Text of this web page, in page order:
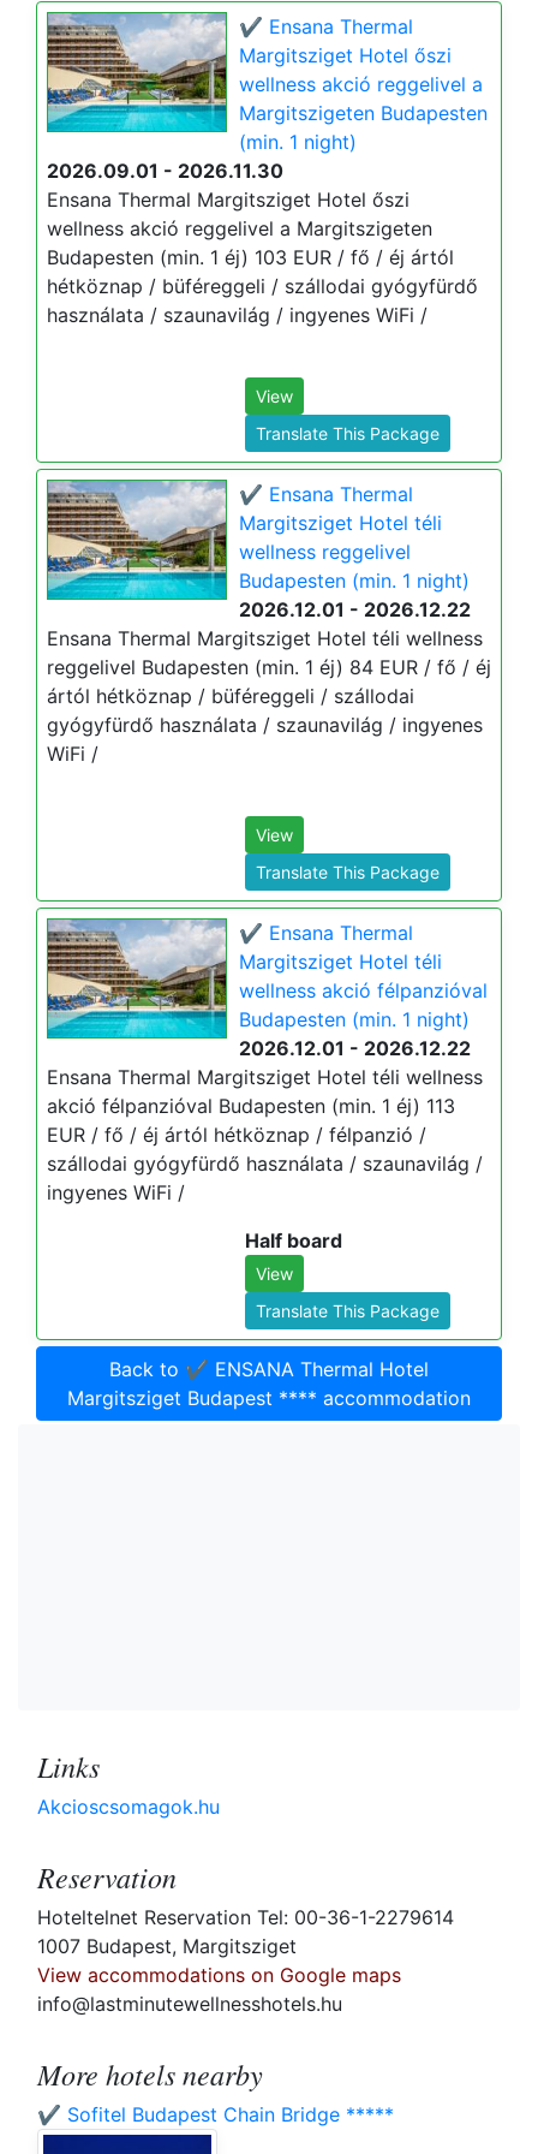
✔️ Ensana Thermal
Margitsziget Hotel őszi
wellness akció reggelivel a
Margitszigeten Budapesten
(min. 1 night)
2026.09.01 - 2026.11.30
Ensana Thermal Margitsziget Hotel őszi
wellness akció reggelivel a Margitszigeten
Budapesten (min. 1 éj) 103 EUR / fő / éj ártól
hétköznap / büféreggeli / szállodai gyógyfürdő
használata / szaunavilág / ingyenes WiFi /
View
Translate This Package
✔️ Ensana Thermal
Margitsziget Hotel téli
wellness reggelivel
Budapesten (min. 1 night)
2026.12.01 - 2026.12.22
Ensana Thermal Margitsziget Hotel téli wellness
reggelivel Budapesten (min. 1 éj) 84 EUR / fő / éj
ártól hétköznap / büféreggeli / szállodai
gyógyfürdő használata / szaunavilág / ingyenes
WiFi /
View
Translate This Package
✔️ Ensana Thermal
Margitsziget Hotel téli
wellness akció félpanzióval
Budapesten (min. 1 night)
2026.12.01 - 2026.12.22
Ensana Thermal Margitsziget Hotel téli wellness
akció félpanzióval Budapesten (min. 1 éj) 113
EUR / fő / éj ártól hétköznap / félpanzió /
szállodai gyógyfürdő használata / szaunavilág /
ingyenes WiFi /
Half board
View
Translate This Package
Back to ✔️ ENSANA Thermal Hotel
Margitsziget Budapest **** accommodation
Links
Akcioscsomagok.hu
Reservation
Hoteltelnet Reservation Tel: 00-36-1-2279614
1007 Budapest, Margitsziget
View accommodations on Google maps
info@lastminutewellnesshotels.hu
More hotels nearby
✔️ Sofitel Budapest Chain Bridge *****